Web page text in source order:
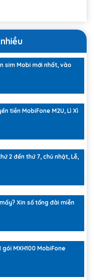
sim Mobi mới nhất, vào
tiền MobiFone M2U, Lì Xì
2 đến thứ 7, chủ nhật, Lễ,
Xin số tổng đài miễn
gói MXH100 MobiFone